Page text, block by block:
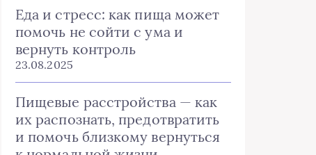
Еда и стресс: как пища может
помочь не сойти с ума и
вернуть контроль
23.08.2025
Пищевые расстройства — как
их распознать, предотвратить
и помочь близкому вернуться